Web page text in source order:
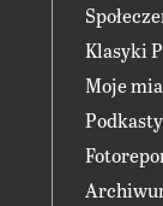
Klasyki
Moje
Podkasty